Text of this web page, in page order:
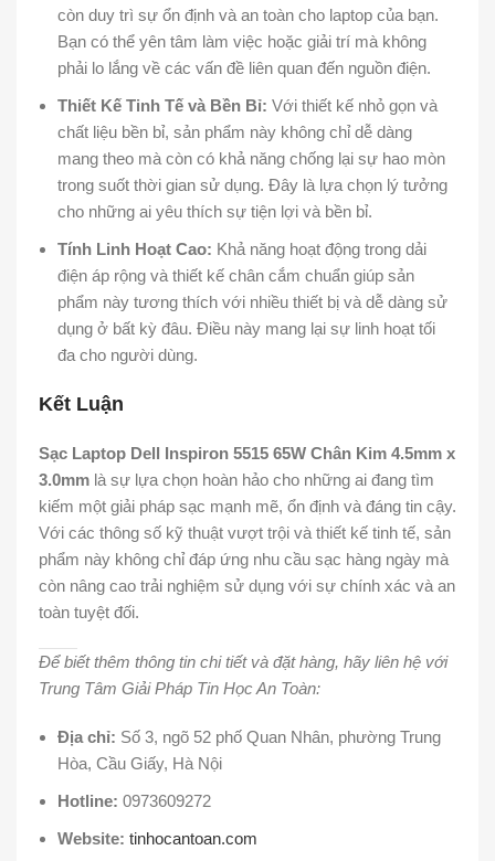
còn duy trì sự ổn định và an toàn cho laptop của bạn.
Bạn có thể yên tâm làm việc hoặc giải trí mà không
phải lo lắng về các vấn đề liên quan đến nguồn điện.
Thiết Kế Tinh Tế và Bền Bỉ: Với thiết kế nhỏ gọn và
chất liệu bền bỉ, sản phẩm này không chỉ dễ dàng
mang theo mà còn có khả năng chống lại sự hao mòn
trong suốt thời gian sử dụng. Đây là lựa chọn lý tưởng
cho những ai yêu thích sự tiện lợi và bền bỉ.
Tính Linh Hoạt Cao: Khả năng hoạt động trong dải
điện áp rộng và thiết kế chân cắm chuẩn giúp sản
phẩm này tương thích với nhiều thiết bị và dễ dàng sử
dụng ở bất kỳ đâu. Điều này mang lại sự linh hoạt tối
đa cho người dùng.
Kết Luận
Sạc Laptop Dell Inspiron 5515 65W Chân Kim 4.5mm x
3.0mm là sự lựa chọn hoàn hảo cho những ai đang tìm
kiếm một giải pháp sạc mạnh mẽ, ổn định và đáng tin cậy.
Với các thông số kỹ thuật vượt trội và thiết kế tinh tế, sản
phẩm này không chỉ đáp ứng nhu cầu sạc hàng ngày mà
còn nâng cao trải nghiệm sử dụng với sự chính xác và an
toàn tuyệt đối.
Để biết thêm thông tin chi tiết và đặt hàng, hãy liên hệ với
Trung Tâm Giải Pháp Tin Học An Toàn:
Địa chỉ: Số 3, ngõ 52 phố Quan Nhân, phường Trung
Hòa, Cầu Giấy, Hà Nội
Hotline: 0973609272
Website: tinhocantoan.com